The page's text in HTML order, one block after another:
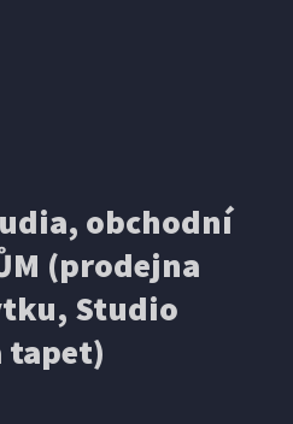
Přidat do košíku
Síť proti hmyzu do
100 cm
obchodní
(prodejna
Studio
tapet)